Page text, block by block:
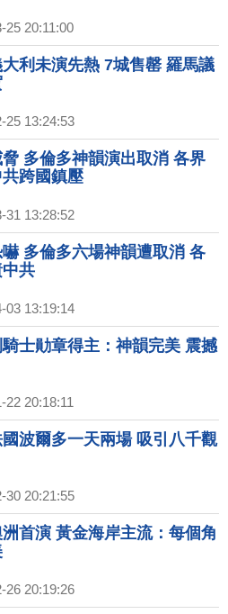
25 20:11:00
利未演先熱 7城售罄 羅馬議
25 13:24:53
多倫多神韻演出取消 各界
跨國鎮壓
31 13:28:52
多倫多六場神韻遭取消 各
共
03 13:19:14
士勛章得主：神韻完美 震撼
22 20:18:11
波爾多一天兩場 吸引八千觀
30 20:21:55
首演 黃金海岸主流：每個角
26 20:19:26